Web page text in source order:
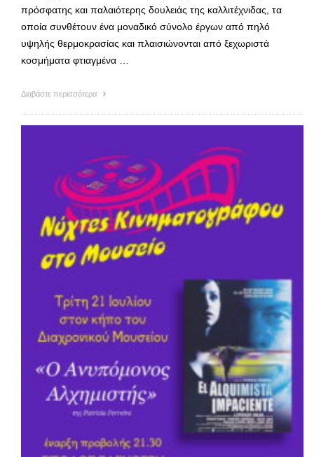
πρόσφατης και παλαιότερης δουλειάς της καλλιτέχνιδας, τα
οποία συνθέτουν ένα μοναδικό σύνολο έργων από πηλό
υψηλής θερμοκρασίας και πλαισιώνονται από ξεχωριστά
κοσμήματα φτιαγμένα …
Διαβάστε περισσότερα